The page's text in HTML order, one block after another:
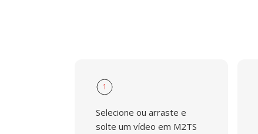
1
Selecione ou arraste e
solte um vídeo em M2TS